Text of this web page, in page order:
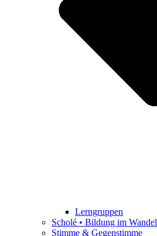
Lerngruppen
Scholé • Bildung im Wandel
Stimme & Gegenstimme